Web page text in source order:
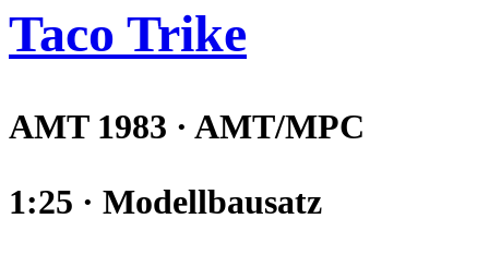
Taco Trike
AMT 1983 · AMT/MPC
1:25 · Modellbausatz